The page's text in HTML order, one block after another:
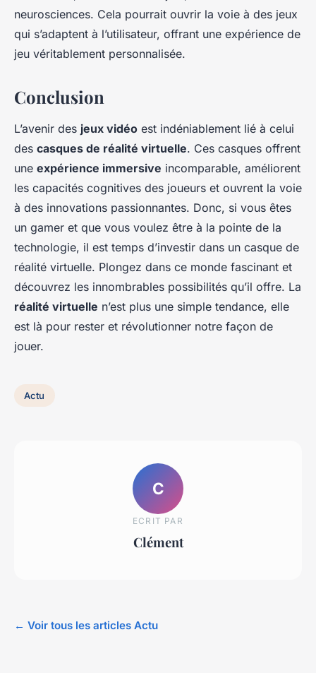
neurosciences. Cela pourrait ouvrir la voie à des jeux
qui s’adaptent à l’utilisateur, offrant une expérience de
jeu véritablement personnalisée.
Conclusion
L’avenir des jeux vidéo est indéniablement lié à celui
des casques de réalité virtuelle. Ces casques offrent
une expérience immersive incomparable, améliorent
les capacités cognitives des joueurs et ouvrent la voie
à des innovations passionnantes. Donc, si vous êtes
un gamer et que vous voulez être à la pointe de la
technologie, il est temps d’investir dans un casque de
réalité virtuelle. Plongez dans ce monde fascinant et
découvrez les innombrables possibilités qu’il offre. La
réalité virtuelle n’est plus une simple tendance, elle
est là pour rester et révolutionner notre façon de
jouer.
Actu
C
ECRIT PAR
Clément
← Voir tous les articles Actu